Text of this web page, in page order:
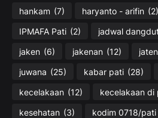
hankam (7) haryanto - arifin (2)
IPMAFA Pati (2) jadwal
jaken (6) jakenan (12)
juwana (25) kabar pati (28)
kecelakaan (12) kecelakaan di
kesehatan (3) kodim 0718/pati